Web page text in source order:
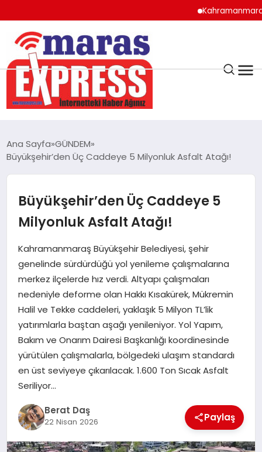
Kahramanmaraş’ın
K.MARAŞ
ANDIRIN
ÇAĞLAYANCERİT
BİZE ULAŞIN
GÖKSUN
TÜRKOĞLU
PAZARCIK
NURHAK
Ana Sayfa GÜNDEM
Büyükşehir’den Üç Caddeye 5 Milyonluk Asfalt Atağı!
Büyükşehir’den Üç Caddeye 5
Milyonluk Asfalt Atağı!
Kahramanmaraş Büyükşehir Belediyesi, şehir
genelinde sürdürdüğü yol yenileme çalışmalarına
merkez ilçelerde hız verdi. Altyapı çalışmaları
nedeniyle deforme olan Hakkı Kısakürek, Mükremin
Halil ve Tekke caddeleri, yaklaşık 5 Milyon TL’lik
yatırımlarla baştan aşağı yenileniyor. Yol Yapım,
Bakım ve Onarım Dairesi Başkanlığı koordinesinde
yürütülen çalışmalarla, bölgedeki ulaşım standardı
en üst seviyeye çıkarılacak. 1.600 Ton Sıcak Asfalt
Seriliyor…
Berat Daş
22 Nisan 2026 Paylaş